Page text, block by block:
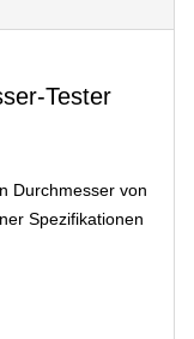
Tester
Durchmesser von
Spezifikationen